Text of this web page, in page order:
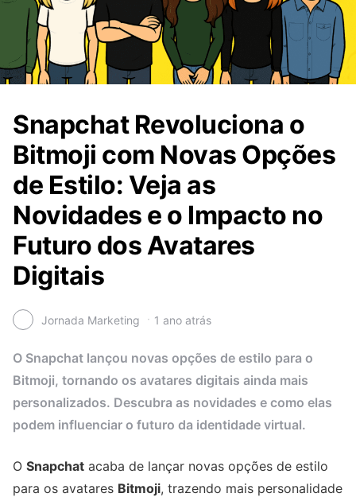
Snapchat Revoluciona o
Bitmoji com Novas Opções
de Estilo: Veja as
Novidades e o Impacto no
Futuro dos Avatares
Digitais
Jornada Marketing 1 ano atrás
O Snapchat lançou novas opções de estilo para o
Bitmoji, tornando os avatares digitais ainda mais
personalizados. Descubra as novidades e como elas
podem influenciar o futuro da identidade virtual.
O Snapchat acaba de lançar novas opções de estilo
para os avatares Bitmoji, trazendo mais personalidade